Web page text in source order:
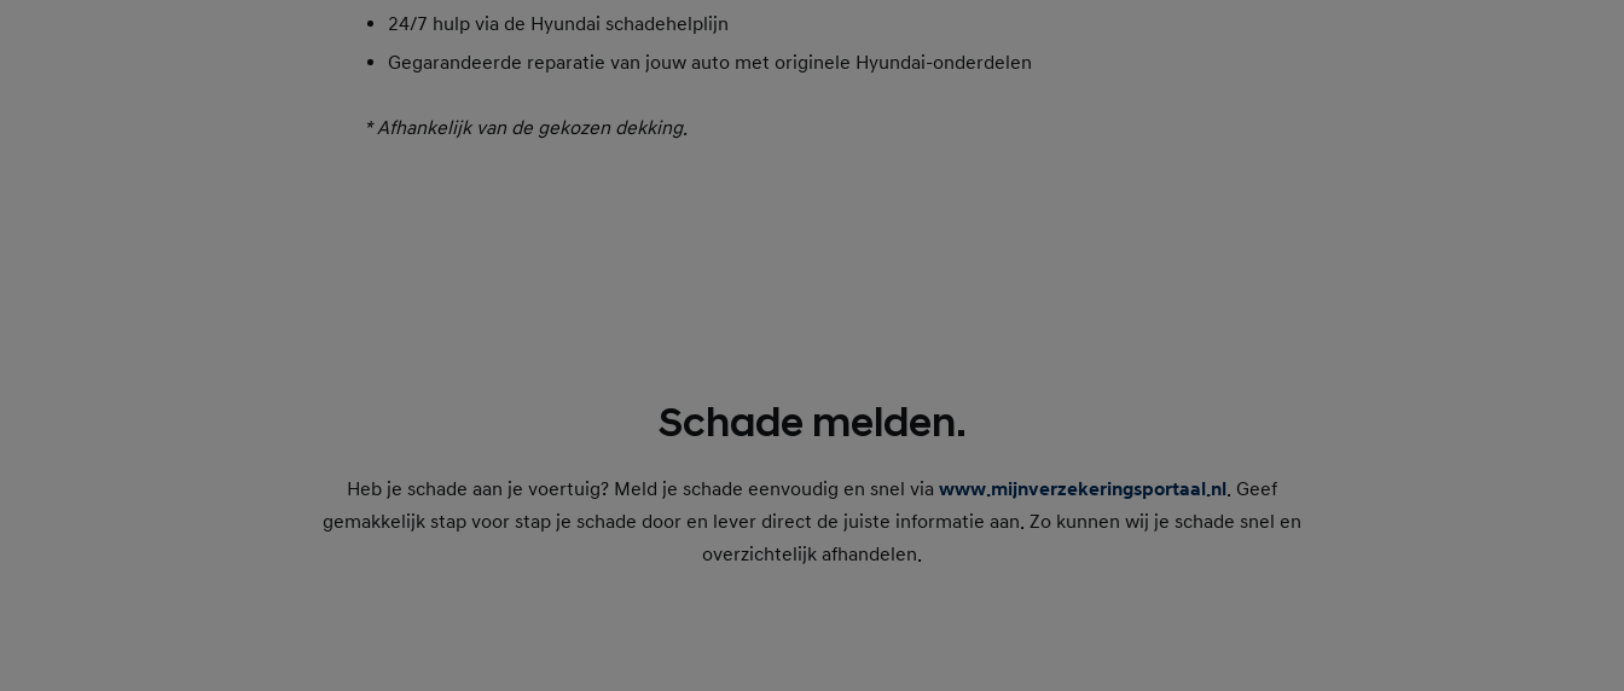
24/7 hulp via de Hyundai schadehelplijn
Gegarandeerde reparatie van jouw auto met originele Hyundai-onderdelen
* Afhankelijk van de gekozen dekking.
Schade melden.
Heb je schade aan je voertuig? Meld je schade eenvoudig en snel via www.mijnverzekeringsportaal.nl. Geef
gemakkelijk stap voor stap je schade door en lever direct de juiste informatie aan. Zo kunnen wij je schade snel en
overzichtelijk afhandelen.